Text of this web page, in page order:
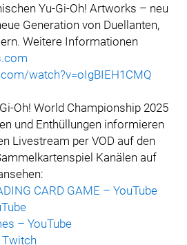
Yu-Gi-Oh! Artworks – neu
Generation von Duellanten,
Weitere Informationen
watch?v=oIgBIEH1CMQ
Oh! World Championship 2025
und Enthüllungen informieren
Livestream per VOD auf den
Kanälen auf
CARD GAME – YouTube
– YouTube
Twitch